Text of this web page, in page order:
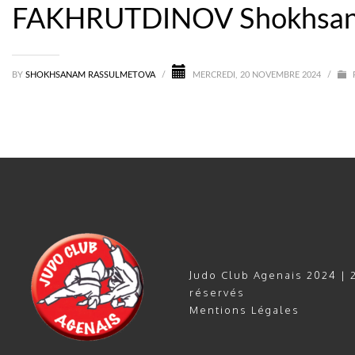
FAKHRUTDINOV
BY SHOKHSANAM RASSULMETOVA / MERCREDI, 20 NOVEMBRE 2024 /
Judo Club Agenais 2024 |
réservés
Mentions Légales